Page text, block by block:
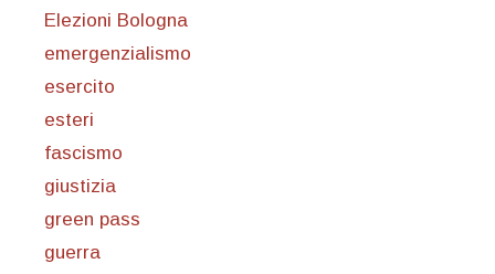
Elezioni Bologna
emergenzialismo
esercito
esteri
fascismo
giustizia
green pass
guerra